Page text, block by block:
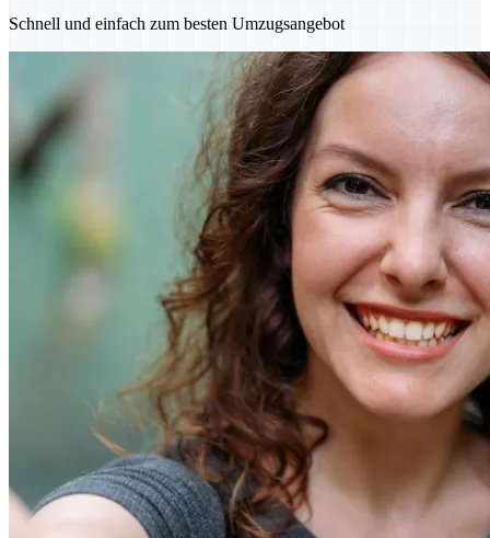
Schnell und einfach zum besten Umzugsangebot